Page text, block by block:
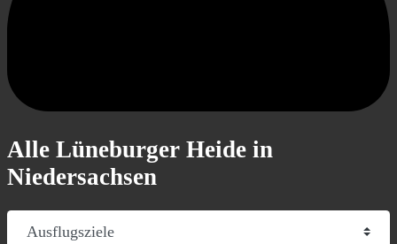
Alle Lüneburger Heide in
Niedersachsen
Suchtyp auswählen